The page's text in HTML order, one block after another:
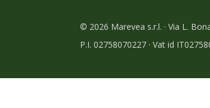
© 2026 Marevea s.r.l. · Via L.
P.I. 02758070227 · Vat id